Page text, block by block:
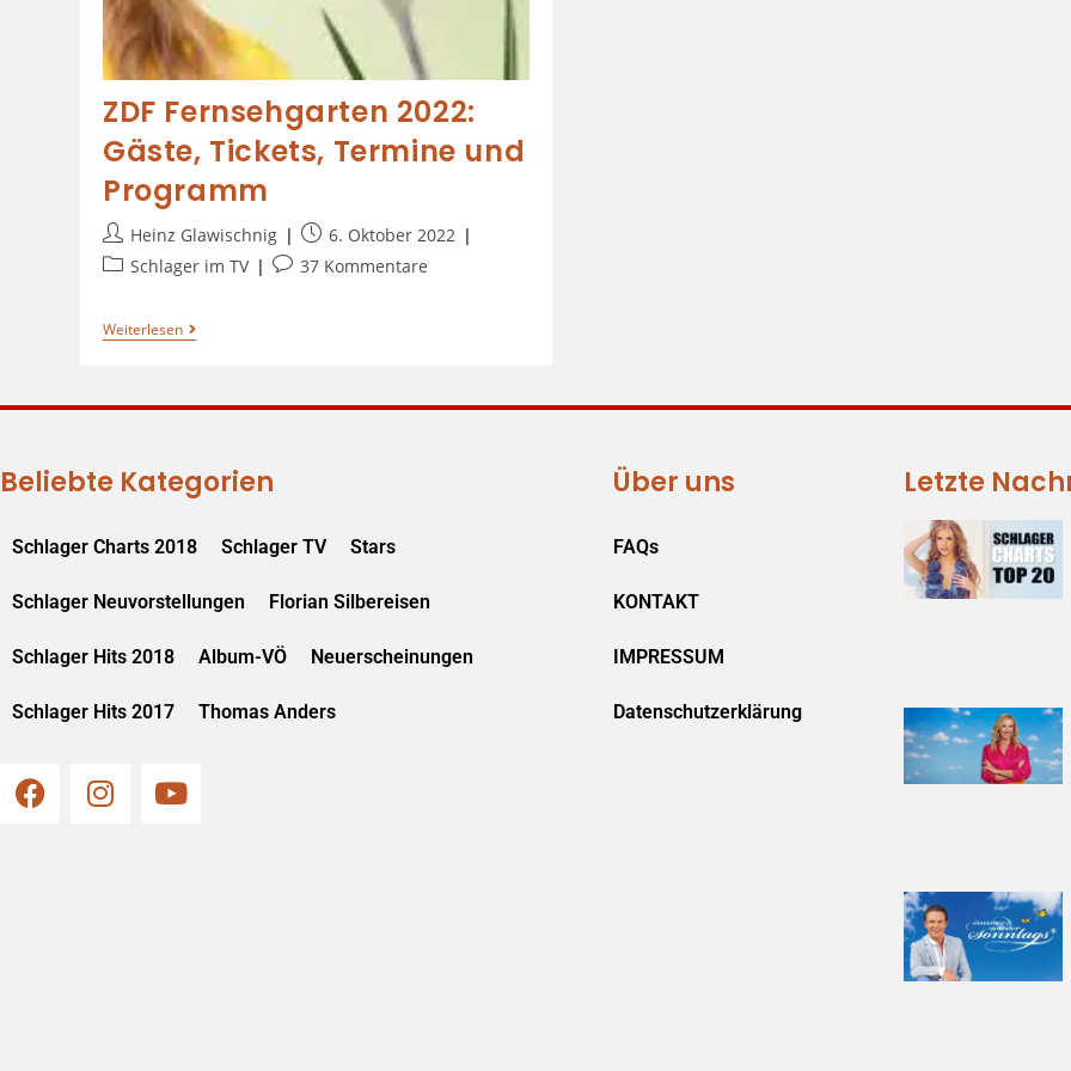
ZDF Fernsehgarten 2022:
Gäste, Tickets, Termine und
Programm
Heinz Glawischnig
6. Oktober 2022
Schlager im TV
37 Kommentare
Weiterlesen
Beliebte Kategorien
Schlager Charts 2018 Schlager TV Stars
Schlager Neuvorstellungen Florian Silbereisen
Schlager Hits 2018 Album-VÖ Neuerscheinungen
Schlager Hits 2017 Thomas Anders
Über uns
FAQs
KONTAKT
IMPRESSUM
Datenschutzerklärung
Letzte